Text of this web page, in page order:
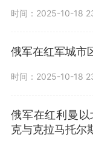
时间：2025-10-18
俄军在红军城市
时间：2025-10-18
俄军在红利曼
克与克拉马托尔